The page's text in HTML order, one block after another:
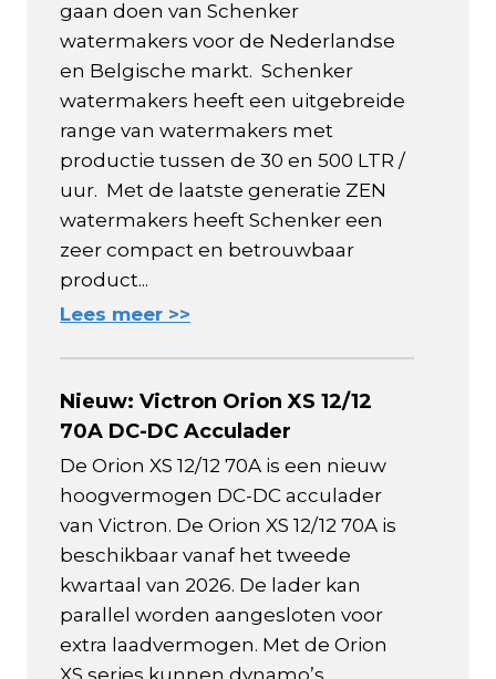
gaan doen van Schenker
watermakers voor de Nederlandse
en Belgische markt. Schenker
watermakers heeft een uitgebreide
range van watermakers met
productie tussen de 30 en 500 LTR /
uur. Met de laatste generatie ZEN
watermakers heeft Schenker een
zeer compact en betrouwbaar
product...
Lees meer >>
Nieuw: Victron Orion XS 12/12
70A DC-DC Acculader
De Orion XS 12/12 70A is een nieuw
hoogvermogen DC-DC acculader
van Victron. De Orion XS 12/12 70A is
beschikbaar vanaf het tweede
kwartaal van 2026. De lader kan
parallel worden aangesloten voor
extra laadvermogen. Met de Orion